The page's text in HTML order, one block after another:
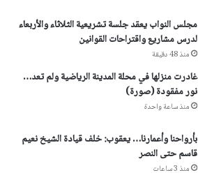
مجلس النواب يعقد جلسة تشريعية الثلاثاء والأربعاء
لدرس مشاريع واقتراحات القوانين
منذ 48 دقيقة
غادرت منزلها في محلة المدينة الرياضية ولم تعد…
نور مفقودة (صورة)
منذ ساعة واحدة
بأرواحنا وأعمارنا… يعقوب: خلف قيادة الشيخ نعيم
قاسم حتى النصر
منذ 3 ساعات